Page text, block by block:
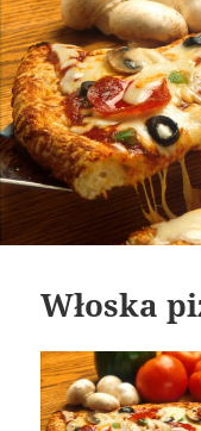
Włoska